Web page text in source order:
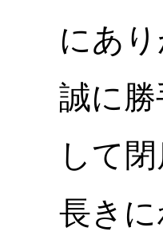
にあ
誠に
して
長き